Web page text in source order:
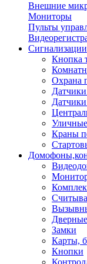
Внешние
Мониторы
Пульты
Сигнализации
Кнопка
Охрана
Краны
Замки
Карты,
Кнопки